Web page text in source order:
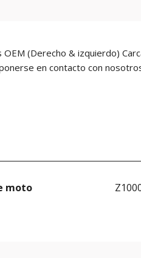
(Derecho & izquierdo)
en contacto con
moto